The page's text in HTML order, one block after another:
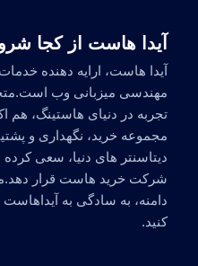
آیدا هاست از کجا
آیدا هاست، ارایه دهنده
مهندسی میزبانی وب
تجربه در دنیای هاستینگ، هم
مجموعه خرید، نگهداری و
دیتاسنتر های دنیا، سعی
شرکت خرید هاست قرار
دامنه، به سادگی به
کنید.